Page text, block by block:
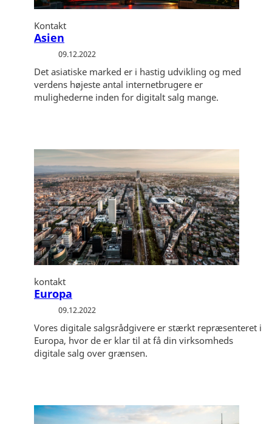
Kontakt
Asien
09.12.2022
Det asiatiske marked er i hastig udvikling og med
verdens højeste antal internetbrugere er
mulighederne inden for digitalt salg mange.
kontakt
Europa
09.12.2022
Vores digitale salgsrådgivere er stærkt repræsenteret i
Europa, hvor de er klar til at få din virksomheds
digitale salg over grænsen.